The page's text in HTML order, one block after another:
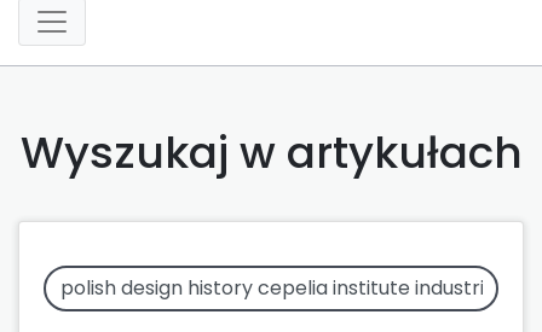
Wyszukaj w artykułach